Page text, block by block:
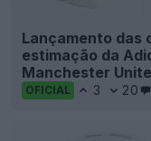
Lançamento das
estimação da
Manchester
OFICIAL 3 20